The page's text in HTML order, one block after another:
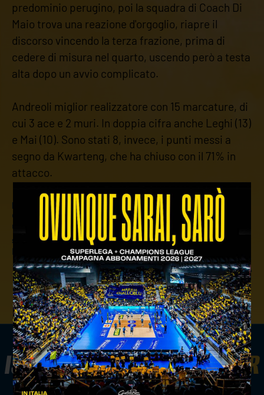
predominio perugino, poi la squadra di Coach Di
Maio trova una reazione d'orgoglio, riapre il
discorso vincendo la terza frazione, prima di
cedere di misura nel quarto, uscendo però a testa
alta dopo un avvio complicato.
Andreoli miglior realizzatore con 15 marcature, di
cui 3 ace e 2 muri. In doppia cifra anche Leghi (13)
e Mai (10). Sono stati 8, invece, i punti messi a
segno da Kwarteng, che ha chiuso con il 71% in
attacco.
precedente: verona chiude terza nel girone di
qualificazione e termina qui l'avventura alle finali nazionali
u17
successivo:buona la prima alle finali nazionali u17: verona
batte lagonegro 3 a 0
news giovanili
ISCRIVITI ALLANEWSLETTER